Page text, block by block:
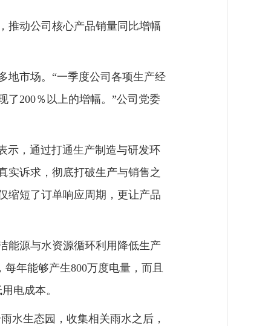
推动公司核心产品销量同比增幅
地市场。“一季度公司各项生产经
了200％以上的增幅。”公司党委
示，通过打通生产制造与研发环
实诉求，彻底打破生产与销售之
缩短了订单响应周期，更让产品
能源与水资源循环利用降低生产
年能够产生800万度电量，而且
电成本。
水生态园，收集相关雨水之后，